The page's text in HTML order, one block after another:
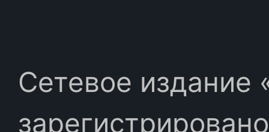
Сетевое издание